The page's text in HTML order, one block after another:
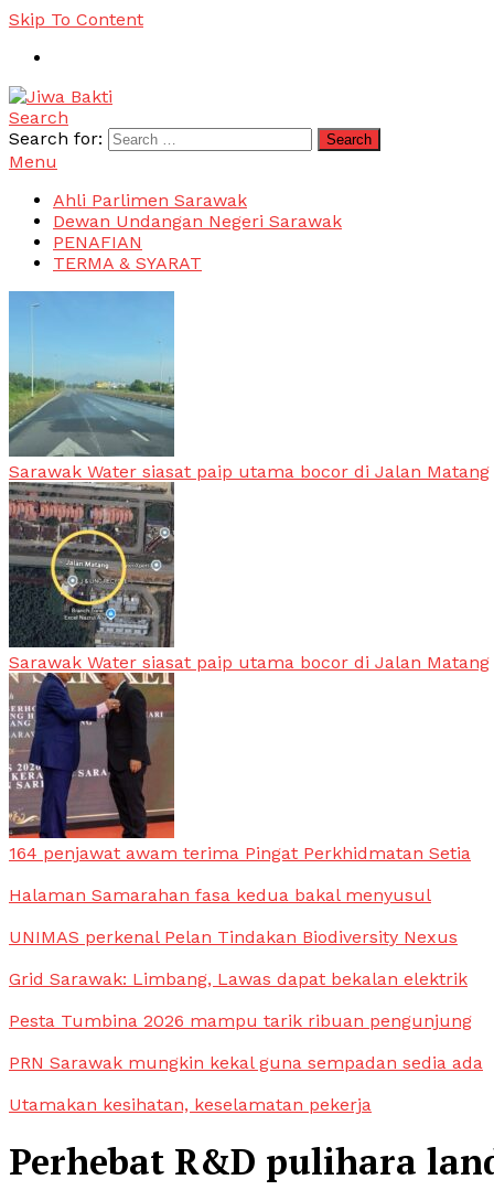
Skip To Content
Jiwa Bakti
Suara PBB Sarawak
Search
Search for:
Menu
Ahli Parlimen Sarawak
Dewan Undangan Negeri Sarawak
PENAFIAN
TERMA & SYARAT
Sarawak Water siasat paip utama bocor di Jalan Matang
Sarawak Water siasat paip utama bocor di Jalan Matang
164 penjawat awam terima Pingat Perkhidmatan Setia
Halaman Samarahan fasa kedua bakal menyusul
UNIMAS perkenal Pelan Tindakan Biodiversity Nexus
Grid Sarawak: Limbang, Lawas dapat bekalan elektrik
Pesta Tumbina 2026 mampu tarik ribuan pengunjung
PRN Sarawak mungkin kekal guna sempadan sedia ada
Utamakan kesihatan, keselamatan pekerja
Perhebat R&D pulihara